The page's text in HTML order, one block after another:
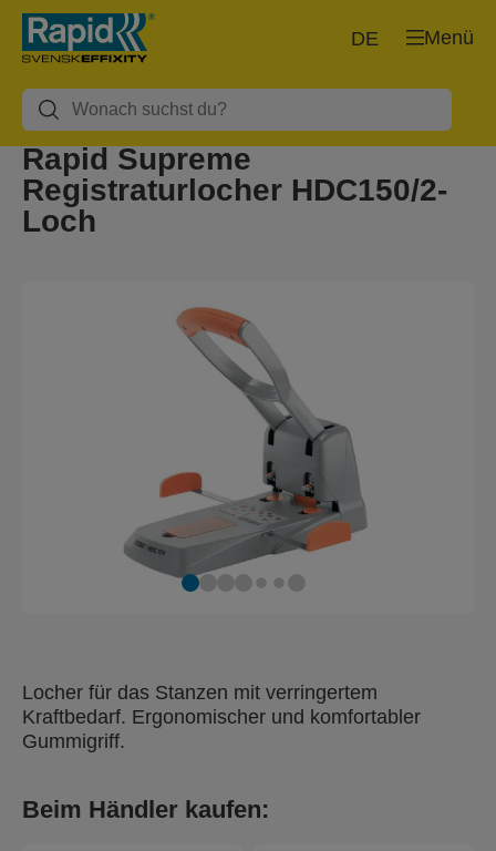
Menü
DE
Rapid Supreme
Registraturlocher HDC150/2-
Loch
Locher für das Stanzen mit verringertem
Kraftbedarf. Ergonomischer und komfortabler
Gummigriff.
Beim Händler kaufen: